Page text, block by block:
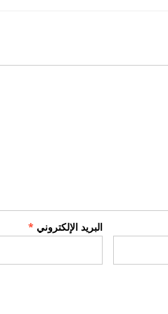
البريد الإلكتروني *